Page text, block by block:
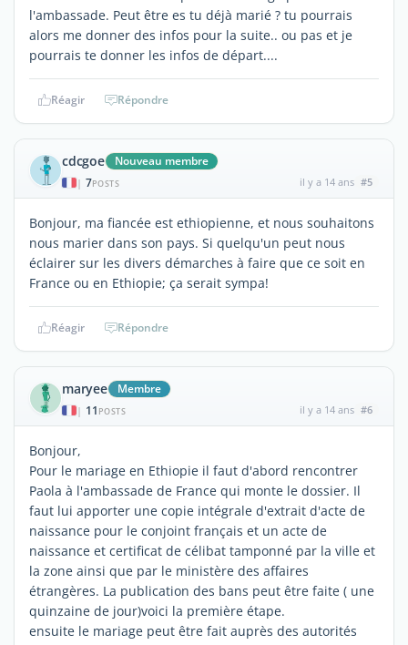
l'ambassade. Peut être es tu déjà marié ? tu pourrais
alors me donner des infos pour la suite.. ou pas et je
pourrais te donner les infos de départ....
Réagir Répondre
cdcgoe Nouveau membre
| 7POSTS il y a 14 ans #5
Bonjour, ma fiancée est ethiopienne, et nous souhaitons
nous marier dans son pays. Si quelqu'un peut nous
éclairer sur les divers démarches à faire que ce soit en
France ou en Ethiopie; ça serait sympa!
Réagir Répondre
maryee Membre
| 11 POSTS il y a 14 ans #6
Bonjour,
Pour le mariage en Ethiopie il faut d'abord rencontrer
Paola à l'ambassade de France qui monte le dossier. Il
faut lui apporter une copie intégrale d'extrait d'acte de
naissance pour le conjoint français et un acte de
naissance et certificat de célibat tamponné par la ville et
la zone ainsi que par le ministère des affaires
étrangères. La publication des bans peut être faite ( une
quinzaine de jour)voici la première étape.
ensuite le mariage peut être fait auprès des autorités